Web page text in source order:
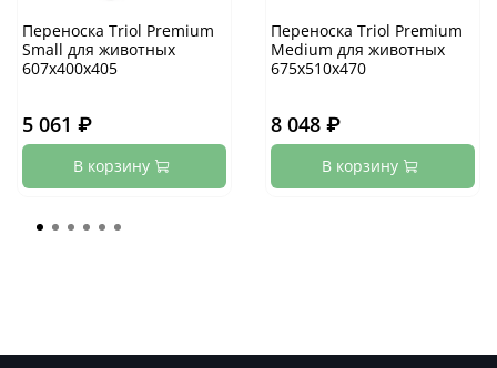
Переноска Triol Premium
Small для животных
607х400х405
5 061 ₽
В корзину
Переноска Triol Premium
Medium для животных
675х510х470
8 048 ₽
В корзину